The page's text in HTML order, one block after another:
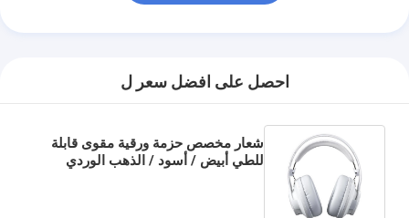
احصل على افضل سعر ل
شعار مخصص حزمة ورقية مقوى قابلة
للطي أبيض / أسود / الذهب الوردي